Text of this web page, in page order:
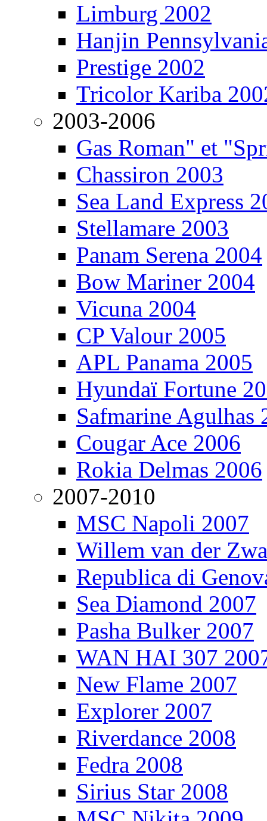
Limburg 2002
Hanjin
Prestige 2002
Tricolor Kariba
2003-2006
Gas Roman" et
Chassiron 2003
Sea Land Express
Stellamare 2003
Panam Serena 2004
Bow Mariner 2004
Vicuna 2004
CP Valour 2005
APL Panama 2005
Hyundaï Fortune
Safmarine Agulhas
Cougar Ace 2006
Rokia Delmas 2006
2007-2010
MSC Napoli 2007
Willem van der
Republica di
Sea Diamond 2007
Pasha Bulker 2007
WAN HAI 307
New Flame 2007
Explorer 2007
Riverdance 2008
Fedra 2008
Sirius Star 2008